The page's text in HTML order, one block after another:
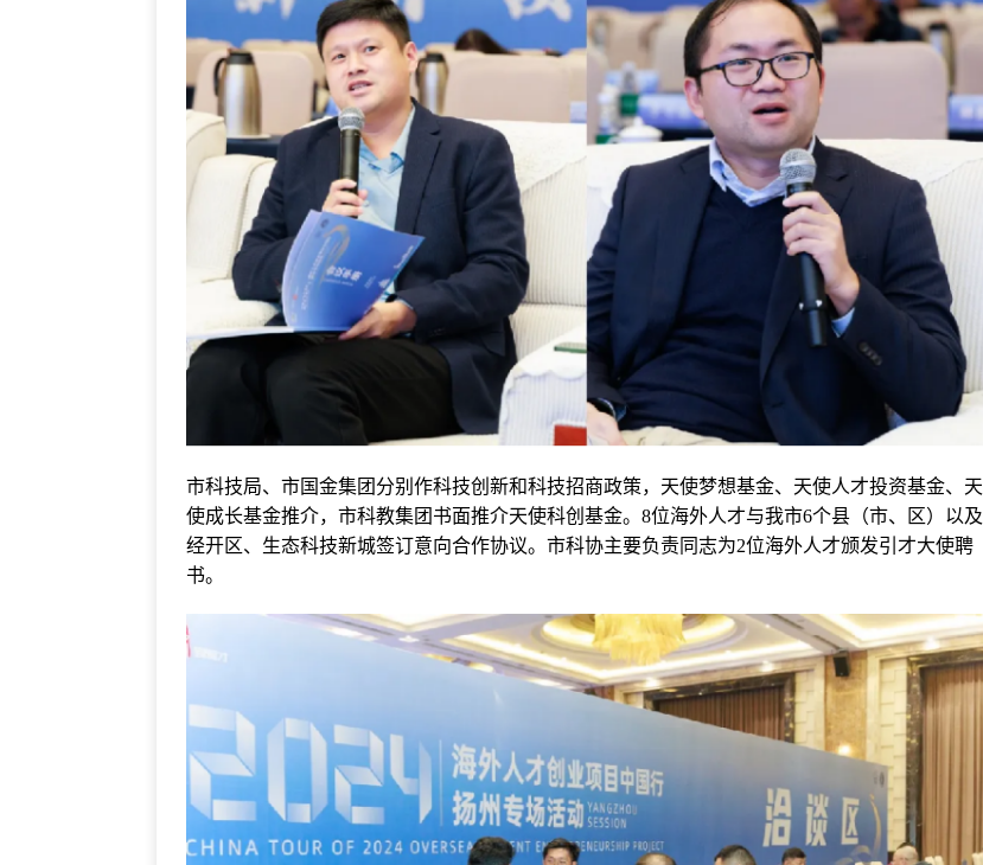
市科技局、市国金集团分别作科技创新和科技招商政策，天使梦想基金、天使人才投资基金、天
使成长基金推介，市科教集团书面推介天使科创基金。8位海外人才与我市6个县（市、区）以及
经开区、生态科技新城签订意向合作协议。市科协主要负责同志为2位海外人才颁发引才大使聘
书。